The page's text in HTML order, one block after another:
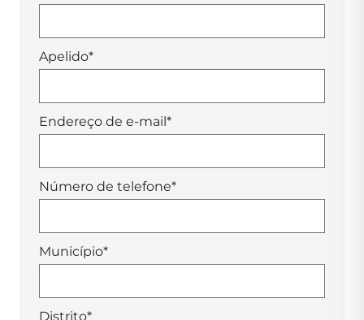
Apelido*
Endereço de e-mail*
Número de telefone*
Município*
Distrito*